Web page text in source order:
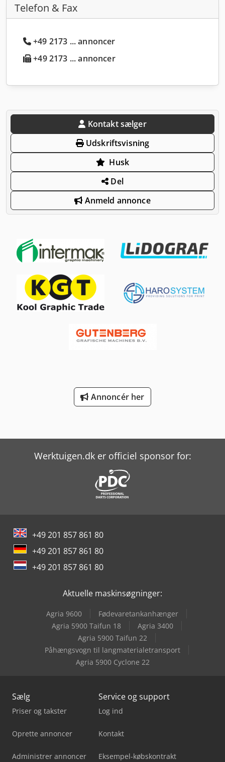
Telefon & Fax
+49 2173 ... annoncer
+49 2173 ... annoncer
Kontakt sælger
Udskriftsvisning
Husk
Del
Anmeld annonce
Annoncér her
Werktuigen.dk er officiel sponsor for:
+49 201 857 861 80
+49 201 857 861 80
+49 201 857 861 80
Aktuelle maskinsøgninger:
Agria 9600
Fødevaretankanhænger
Agria 5900 Taifun 18
Agria 3400
Agria 5900 Taifun 22
Påhængsvogn til langmaterialetransport
Agria 5900 Cyclone 22
Sælg
Priser og takster
Oprette annoncer
Administrer annoncer
Service og support
Log ind
Kontakt
Eksempel-købskontrakt